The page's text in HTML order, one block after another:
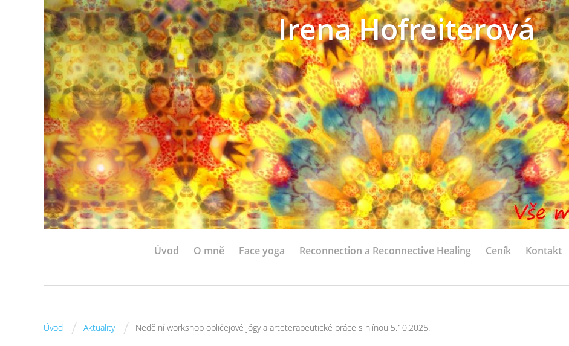
Irena Hofreiterová
Úvod O mně Face yoga Reconnection a Reconnective Healing Ceník Kontakt
Úvod / Aktuality / Nedělní workshop obličejové jógy a arteterapeutické práce s hlínou 5.10.2025.